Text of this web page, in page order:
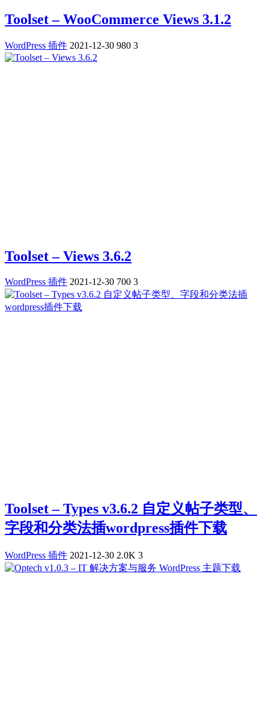
Toolset – WooCommerce Views 3.1.2
WordPress 插件 2021-12-30 980 3
Toolset – Views 3.6.2
WordPress 插件 2021-12-30 700 3
Toolset – Types v3.6.2 自定义帖子类型、
字段和分类法插wordpress插件下载
WordPress 插件 2021-12-30 2.0K 3